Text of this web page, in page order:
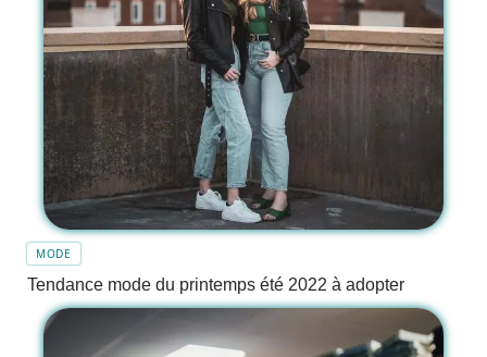
MODE
Tendance mode du printemps été 2022 à adopter